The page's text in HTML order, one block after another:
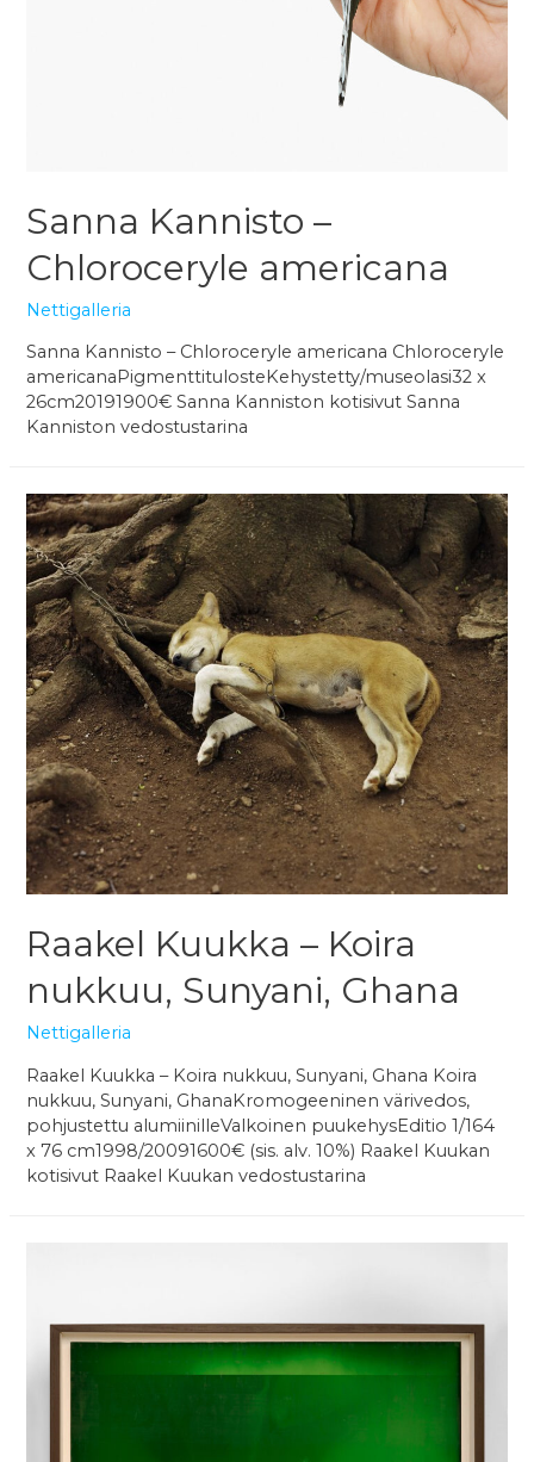
Sanna Kannisto –
Chloroceryle americana
Nettigalleria
Sanna Kannisto – Chloroceryle americana Chloroceryle
americanaPigmenttitulosteKehystetty/museolasi32 x
26cm20191900€ Sanna Kanniston kotisivut Sanna
Kanniston vedostustarina
Raakel Kuukka – Koira
nukkuu, Sunyani, Ghana
Nettigalleria
Raakel Kuukka – Koira nukkuu, Sunyani, Ghana Koira
nukkuu, Sunyani, GhanaKromogeeninen värivedos,
pohjustettu alumiinilleValkoinen puukehysEditio 1/164
x 76 cm1998/20091600€ (sis. alv. 10%) Raakel Kuukan
kotisivut Raakel Kuukan vedostustarina